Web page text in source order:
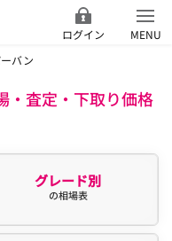
ログイン
MENU
バン
・査定・下取り価格
グレード別
の相場表